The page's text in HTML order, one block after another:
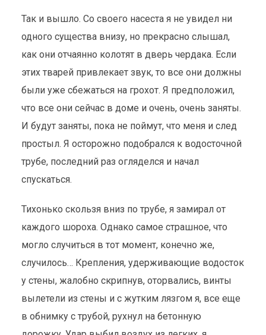
Так и вышло. Со своего насеста я не увидел ни
одного существа внизу, но прекрасно слышал,
как они отчаянно колотят в дверь чердака. Если
этих тварей привлекает звук, то все они должны
были уже сбежаться на грохот. Я предположил,
что все они сейчас в доме и очень, очень заняты.
И будут заняты, пока не поймут, что меня и след
простыл. Я осторожно подобрался к водосточной
трубе, последний раз огляделся и начал
спускаться.
Тихонько скользя вниз по трубе, я замирал от
каждого шороха. Однако самое страшное, что
могло случиться в тот момент, конечно же,
случилось… Крепления, удерживающие водосток
у стены, жалобно скрипнув, оторвались, винты
вылетели из стены и с жутким лязгом я, все еще
в обнимку с трубой, рухнул на бетонную